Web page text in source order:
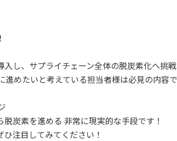
し、サプライチェーン全体の脱炭素化へ挑戦
めたいと考えている担当者様は必見の内容で
炭素を進める 非常に現実的な手段です！
注目してみてください！